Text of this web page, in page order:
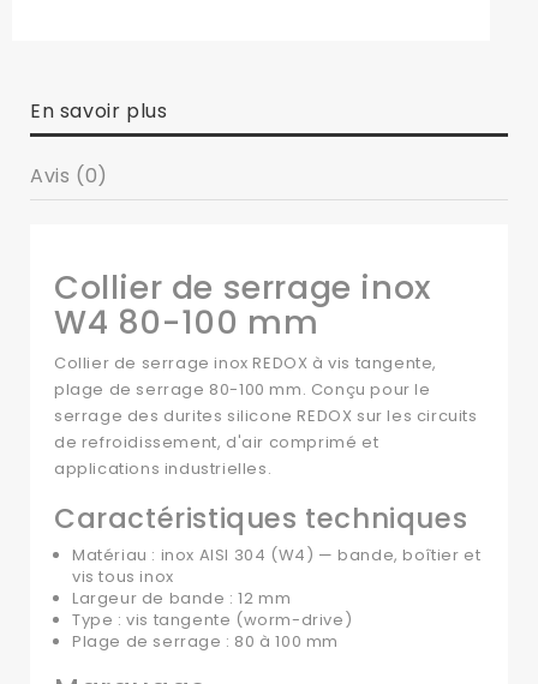
En savoir plus
Avis (0)
Collier de serrage inox
W4 80-100 mm
Collier de serrage inox REDOX à vis tangente,
plage de serrage 80-100 mm. Conçu pour le
serrage des durites silicone REDOX sur les circuits
de refroidissement, d'air comprimé et
applications industrielles.
Caractéristiques techniques
Matériau : inox AISI 304 (W4) — bande, boîtier et
vis tous inox
Largeur de bande : 12 mm
Type : vis tangente (worm-drive)
Plage de serrage : 80 à 100 mm